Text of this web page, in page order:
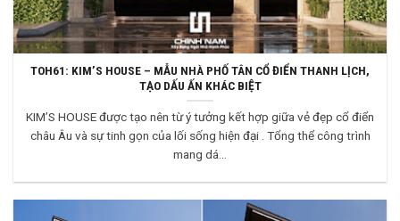
TOH61: KIM’S HOUSE – MẪU NHÀ PHỐ TÂN CỔ ĐIỂN THANH LỊCH,
TẠO DẤU ẤN KHÁC BIỆT
KIM’S HOUSE được tạo nên từ ý tưởng kết hợp giữa vẻ đẹp cổ điển
châu Âu và sự tinh gọn của lối sống hiện đại . Tổng thể công trình
mang dá...